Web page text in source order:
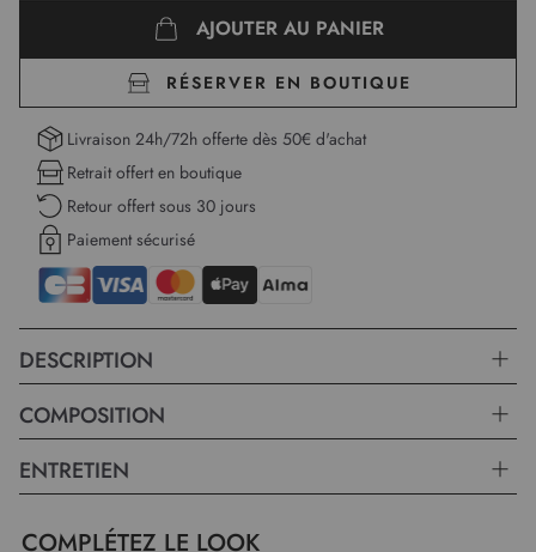
Longueur :67 cm pour la première taille
AJOUTER AU PANIER
RÉSERVER EN BOUTIQUE
Livraison 24h/72h offerte dès 50€ d'achat
Retrait offert en boutique
Retour offert sous 30 jours
Paiement sécurisé
DESCRIPTION
COMPOSITION
ENTRETIEN
COMPLÉTEZ LE LOOK